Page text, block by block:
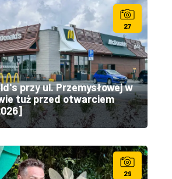
27
przy ul. Przemysłowej w
tuż przed otwarciem
29